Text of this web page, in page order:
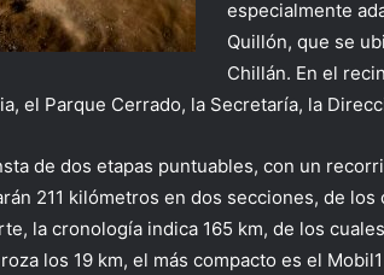
especialmente
Quillón, que se
Chillán. En el
el Parque Cerrado, la Secretaría, la
de dos etapas puntuables, con un
211 kilómetros en dos secciones, de
la cronología indica 165 km, de los
los 19 km, el más compacto es el